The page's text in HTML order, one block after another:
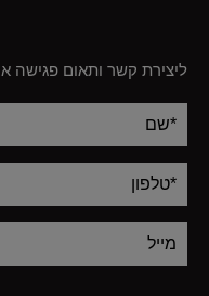
ליצירת קשר ותאום פגישה